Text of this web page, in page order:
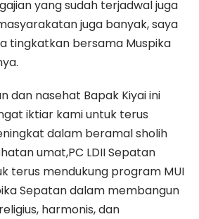
yang sudah terjadwal juga
juga banyak, saya
tingkatkan bersama Muspika
dan nasehat Bapak Kiyai ini
iktiar kami untuk terus
dalam beramal sholih
umat,PC LDII Sepatan
terus mendukung program MUI
Sepatan dalam membangun
harmonis, dan